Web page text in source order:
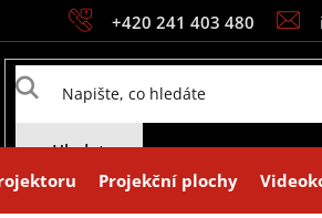
+420 241 403 480
Hledat
Projekční plochy